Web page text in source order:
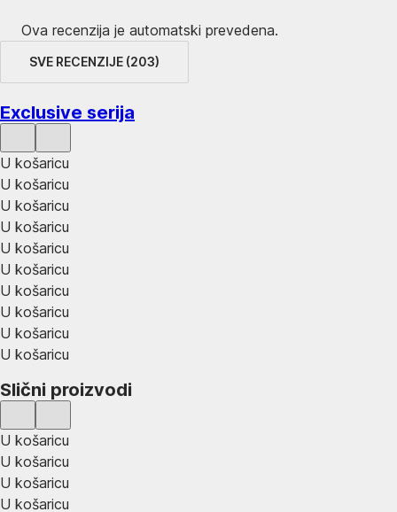
Ova recenzija je automatski prevedena.
SVE RECENZIJE (203)
Exclusive serija
U košaricu
U košaricu
U košaricu
U košaricu
U košaricu
U košaricu
U košaricu
U košaricu
U košaricu
U košaricu
Slični proizvodi
U košaricu
U košaricu
U košaricu
U košaricu